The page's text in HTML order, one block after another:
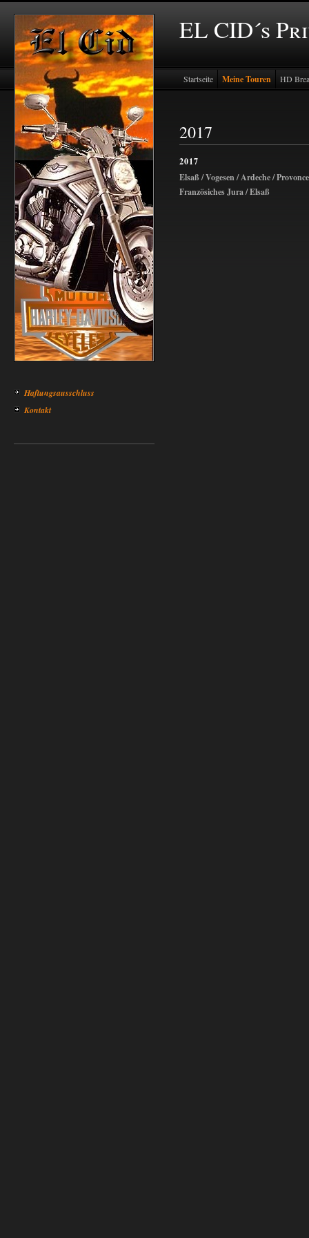
EL CID´s
Haftungsausschluss
Kontakt
Startseite Meine Touren HD
2017
2017
Elsaß / Vogesen / Ardeche /
Französiches Jura / Elsaß